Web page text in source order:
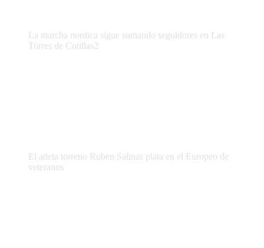
La marcha nordica sigue sumando seguidores en Las
Torres de Cotillas2
El atleta torreno Ruben Salinas plata en el Europeo de
veteranos